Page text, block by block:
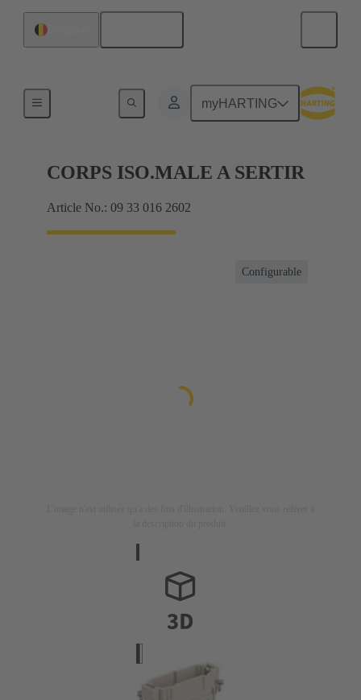
myHARTING
Intensités jusqu'à 16 A
CORPS ISO.MALE A SERTIR
Article No.: 09 33 016 2602
Configurable